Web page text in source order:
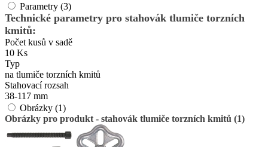
Parametry (3)
Technické parametry pro stahovák tlumiče torzních
kmitů:
Počet kusů v sadě
10 Ks
Typ
na tlumiče torzních kmitů
Stahovací rozsah
38-117 mm
Obrázky (1)
Obrázky pro produkt - stahovák tlumiče torzních kmitů (1)